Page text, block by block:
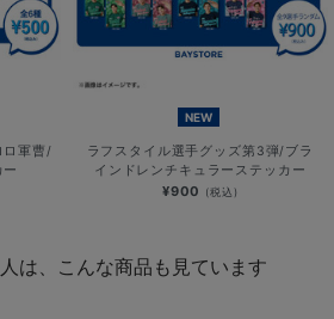
ロ軍曹/
NEW
ラフスタイル選手グッズ第3弾/ブラ
インドレンチキュラーステッカー
¥900 (税込)
は、こんな商品も見ています